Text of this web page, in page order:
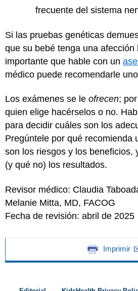
frecuente del sistema
Si las pruebas genéticas
que su bebé tenga una afección
importante que hable con un
médico puede recomendarle
Los exámenes se le ofrecen;
quien elige hacérselos o no.
para decidir cuáles son los
Pregúntele por qué recomienda
son los riesgos y los beneficios,
(y qué no) los resultados.
Revisor médico: Claudia
Melanie Mitta, MD, FACOG
Fecha de revisión: abril de 2025
Imprimir